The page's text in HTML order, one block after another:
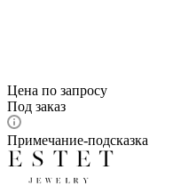
Цена по запросу
Под заказ
Примечание-подсказка